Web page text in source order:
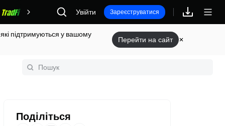
Винагороди
Увійти Зареєструватися
підтримуються у вашому
Перейти на сайт
Поділіться